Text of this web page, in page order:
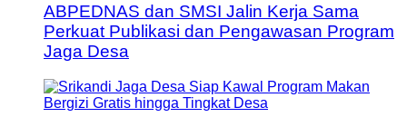
ABPEDNAS dan SMSI Jalin Kerja Sama
Perkuat Publikasi dan Pengawasan Program
Jaga Desa